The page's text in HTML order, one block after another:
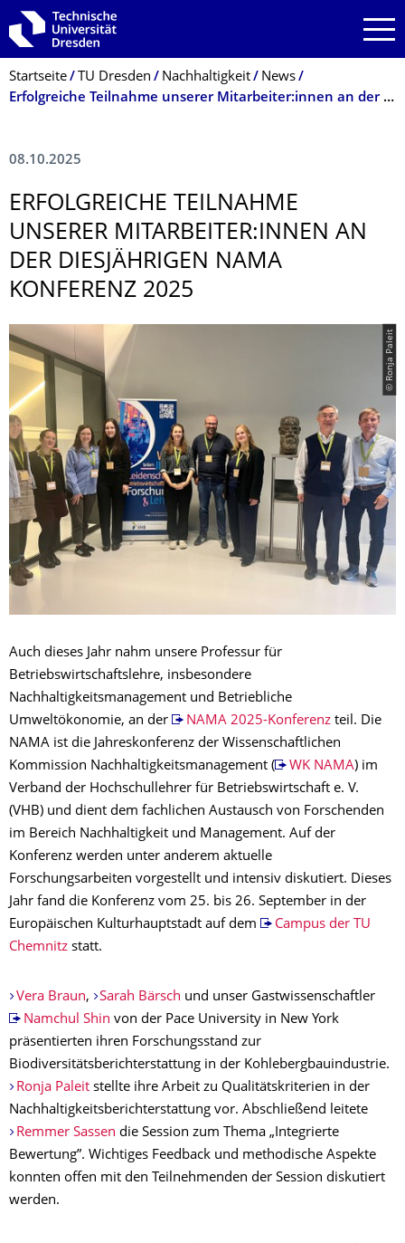
Zur Hauptnavigation springen
Zur Suche springen
Zum Inhalt springen
Breadcrumb-Menü
Startseite TU Dresden Nachhaltigkeit
News
Erfolgreiche Teilnahme unserer Mitarbeiter:innen an der diesjährigen NAMA Konferenz 2025
08.10.2025
ERFOLGREICHE TEILNAHME
UNSERER MITARBEITER:INNEN AN
DER DIESJÄHRIGEN NAMA
KONFERENZ 2025
© Ronja Paleit
Auch dieses Jahr nahm unsere Professur für
Betriebswirtschaftslehre, insbesondere
Nachhaltigkeitsmanagement und Betriebliche
Umweltökonomie, an der
NAMA 2025-Konferenz teil. Die
NAMA ist die Jahreskonferenz der Wissenschaftlichen
Kommission Nachhaltigkeitsmanagement (
WK NAMA) im
Verband der Hochschullehrer für Betriebswirtschaft e. V.
(VHB) und dient dem fachlichen Austausch von Forschenden
im Bereich Nachhaltigkeit und Management. Auf der
Konferenz werden unter anderem aktuelle
Forschungsarbeiten vorgestellt und intensiv diskutiert. Dieses
Jahr fand die Konferenz vom 25. bis 26. September in der
Europäischen Kulturhauptstadt auf dem
Campus der TU
Chemnitz statt.
Vera Braun, Sarah Bärsch und unser Gastwissenschaftler
Namchul Shin von der Pace University in New York
präsentierten ihren Forschungsstand zur
Biodiversitätsberichterstattung in der Kohlebergbauindustrie.
Ronja Paleitstellte ihre Arbeit zu Qualitätskriterien in der
Nachhaltigkeitsberichterstattung vor. Abschließend leitete
Remmer Sassen die Session zum Thema „Integrierte
Bewertung”. Wichtiges Feedback und methodische Aspekte
konnten offen mit den Teilnehmenden der Session diskutiert
werden.